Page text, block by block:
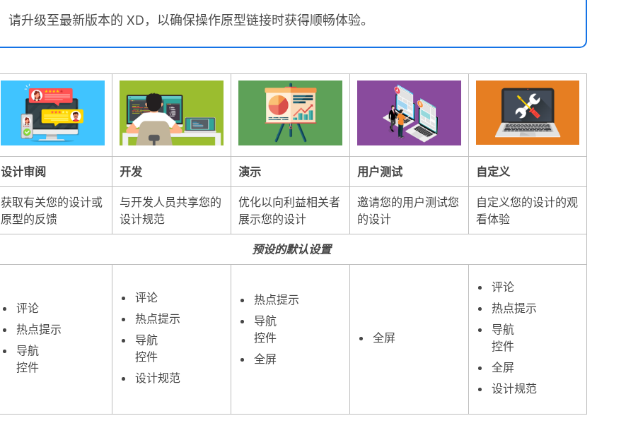
请升级至最新版本的 XD，以确保操作原型链接时获得顺畅体验。
设计审阅 开发 演示 用户测试 自定义
获取有关您的设计或
原型的反馈
与开发人员共享您的
设计规范
优化以向利益相关者
展示您的设计
邀请您的用户测试您
的设计
自定义您的设计的观
看体验
预设的默认设置
评论
热点提示
导航
控件
评论
热点提示
导航
控件
设计规范
热点提示
导航
控件
全屏
全屏
评论
热点提示
导航
控件
全屏
设计规范